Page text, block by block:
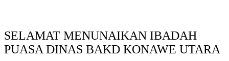
SELAMAT MENUNAIKAN IBADAH
PUASA DINAS BAKD KONAWE UTARA